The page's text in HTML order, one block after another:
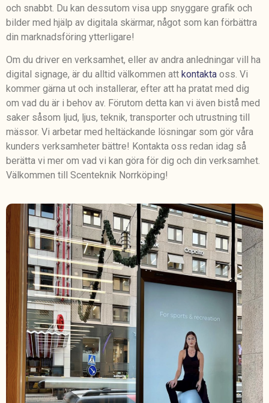
och snabbt. Du kan dessutom visa upp snyggare grafik och
bilder med hjälp av digitala skärmar, något som kan förbättra
din marknadsföring ytterligare!
Om du driver en verksamhet, eller av andra anledningar vill ha
digital signage, är du alltid välkommen att kontakta oss. Vi
kommer gärna ut och installerar, efter att ha pratat med dig
om vad du är i behov av. Förutom detta kan vi även bistå med
saker såsom ljud, ljus, teknik, transporter och utrustning till
mässor. Vi arbetar med heltäckande lösningar som gör våra
kunders verksamheter bättre! Kontakta oss redan idag så
berätta vi mer om vad vi kan göra för dig och din verksamhet.
Välkommen till Scenteknik Norrköping!